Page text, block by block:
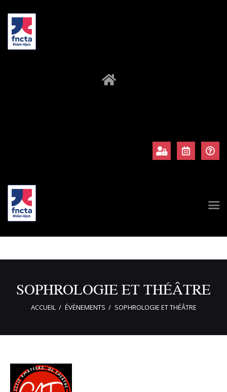
SOPHROLOGIE ET THÉÂTRE
ACCUEIL ÉVÈNEMENTS SOPHROLOGIE ET THÉÂTRE